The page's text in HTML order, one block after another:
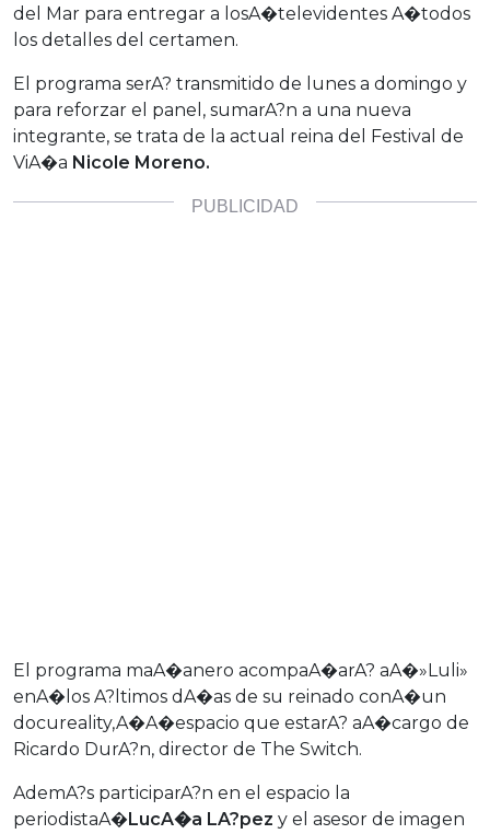
del Mar para entregar a losA�televidentes A�todos
los detalles del certamen.
El programa serA? transmitido de lunes a domingo y
para reforzar el panel, sumarA?n a una nueva
integrante, se trata de la actual reina del Festival de
ViA�a Nicole Moreno.
El programa maA�anero acompaA�arA? aA�»Luli»
enA�los A?ltimos dA�as de su reinado conA�un
docureality,A�A�espacio que estarA? aA�cargo de
Ricardo DurA?n, director de The Switch.
AdemA?s participarA?n en el espacio la
periodistaA� LucA�a LA?pez y el asesor de imagen